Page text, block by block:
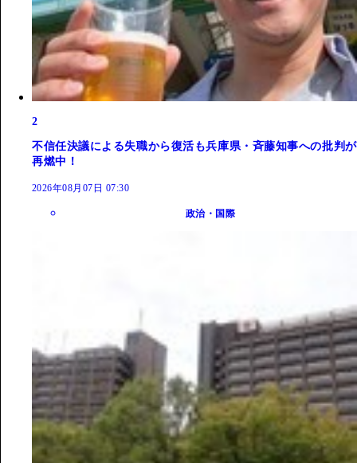
2
不信任決議による失職から復活も兵庫県・斉藤知事への批判が
再燃中！
2026年08月07日 07:30
政治・国際